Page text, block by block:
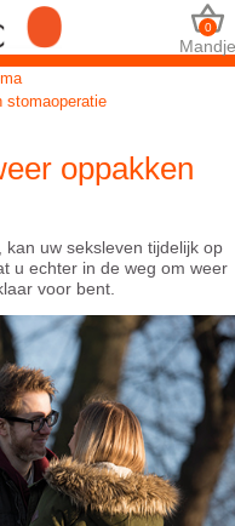
Mandje
0
stomaoperatie
oppakken
uw seksleven tijdelijk op
u echter in de weg om weer
voor bent.